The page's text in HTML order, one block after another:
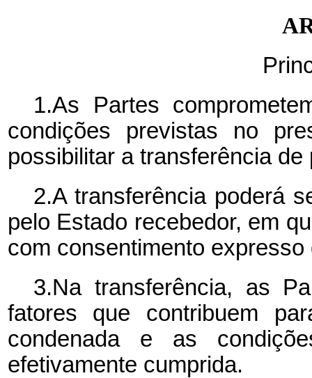
1.As Partes
condições previstas no
possibilitar a transferência
2.A transferência poderá
pelo Estado recebedor, em
com consentimento
3.Na transferência, as
fatores que contribuem
condenada e as
efetivamente cumprida.